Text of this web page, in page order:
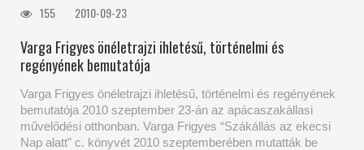
155 2010-09-23
Varga Frigyes önéletrajzi ihletésű, történelmi és
regényének bemutatója
Varga Frigyes önéletrajzi ihletésű, történelmi és regényének
bemutatója 2010 szeptember 23-án az apácaszakállasi
művelődési otthonban. Varga Frigyes “Szákállás az ekecsi
Nap alatt” c. könyvét 2010 szeptemberében mutatták be